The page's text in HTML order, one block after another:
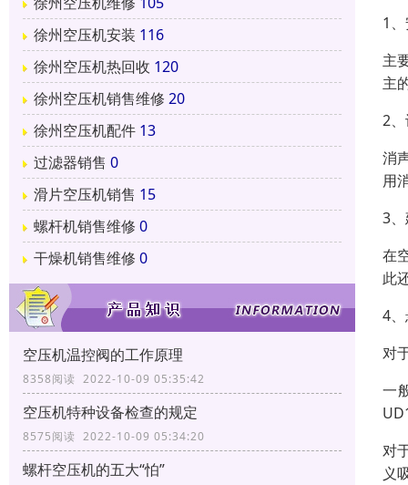
徐州空压机安装 116
徐州空压机热回收 120
徐州空压机销售维修 20
徐州空压机配件 13
过滤器销售 0
滑片空压机销售 15
螺杆机销售维修 0
干燥机销售维修 0
空压机温控阀的工作原理
8358阅读 2022-10-09 05:35:42
空压机特种设备检查的规定
8575阅读 2022-10-09 05:34:20
螺杆空压机的五大“怕”
1
主
主
2
消
用
3
在
此
4
对
一
对
义